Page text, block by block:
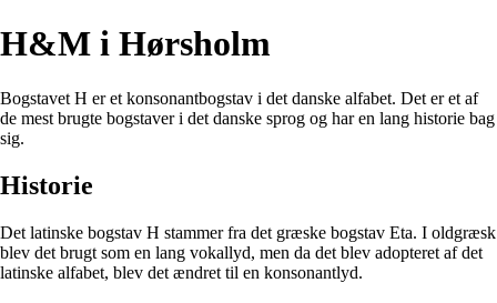
H&M i Hørsholm
Bogstavet H er et konsonantbogstav i det danske alfabet. Det er et af
de mest brugte bogstaver i det danske sprog og har en lang historie bag
sig.
Historie
Det latinske bogstav H stammer fra det græske bogstav Eta. I oldgræsk
blev det brugt som en lang vokallyd, men da det blev adopteret af det
latinske alfabet, blev det ændret til en konsonantlyd.